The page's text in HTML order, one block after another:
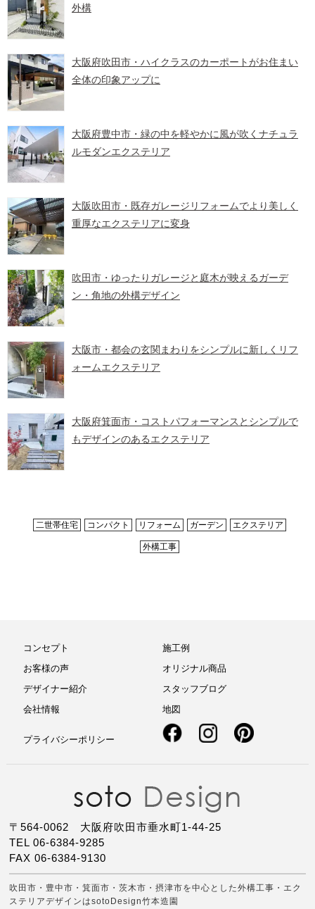
外構
大阪府吹田市・ハイクラスのカーポートがお住まい
全体の印象アップに
大阪府豊中市・緑の中を軽やかに風が吹くナチュラ
ルモダンエクステリア
大阪吹田市・既存ガレージリフォームでより美しく
重厚なエクステリアに変身
吹田市・ゆったりガレージと庭木が映えるガーデ
ン・角地の外構デザイン
大阪市・都会の玄関まわりをシンプルに新しくリフ
ォームエクステリア
大阪府箕面市・コストパフォーマンスとシンプルで
もデザインのあるエクステリア
二世帯住宅 コンパクト リフォーム ガーデン エクステリア
外構工事
コンセプト
施工例
お客様の声
オリジナル商品
デザイナー紹介
スタッフブログ
会社情報
地図
プライバシーポリシー
〒564-0062 大阪府吹田市垂水町1-44-25
TEL 06-6384-9285
FAX 06-6384-9130
吹田市・豊中市・箕面市・茨木市・摂津市を中心とした外構工事・エク
ステリアデザインはsotoDesign竹本造園